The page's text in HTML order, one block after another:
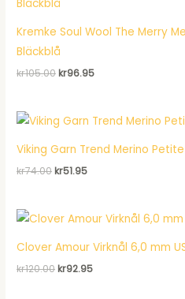
Kremke Soul Wool The Merry
Bläckblå
kr105.00Det
kr105.00.
kr96.95Det
kr96.95.
Viking Garn Trend Merino
kr74.00Det
kr74.00.
kr51.95Det
kr51.95.
Clover Amour Virknål 6,0 mm
kr120.00Det
kr92.95Det